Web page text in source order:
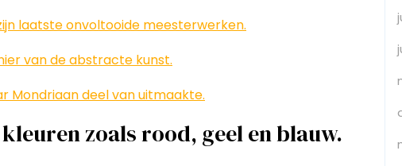
laatste onvoltooide meesterwerken.
van de abstracte kunst.
Mondriaan deel van uitmaakte.
zoals rood, geel en blauw.